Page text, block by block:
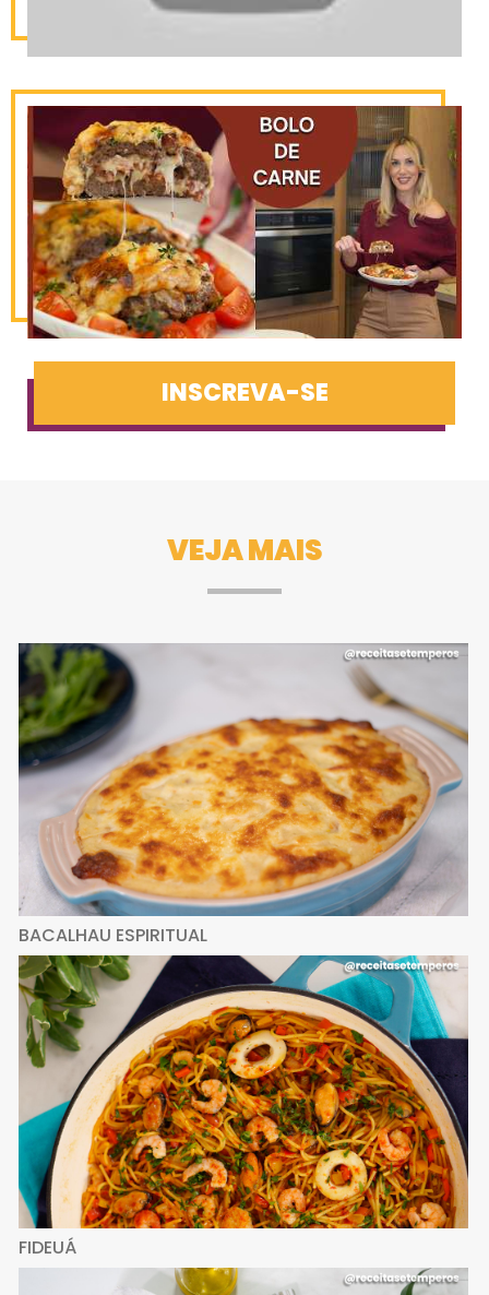
INSCREVA-SE
VEJA MAIS
BACALHAU ESPIRITUAL
FIDEUÁ